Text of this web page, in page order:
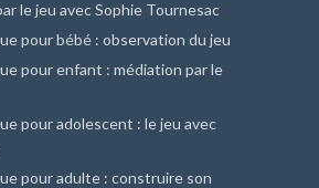
le jeu avec Sophie Tournesac
pour bébé : observation du jeu
pour enfant : médiation par le
pour adolescent : le jeu avec
pour adulte : construire son